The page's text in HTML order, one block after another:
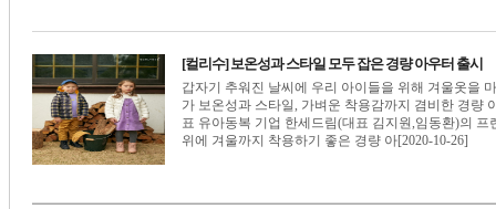
[컬리수] 보온성과 스타일 모두 잡은 경량 아우터 출시
갑자기 추워진 날씨에 우리 아이들을 위해 겨울옷을
가 보온성과 스타일, 가벼운 착용감까지 겸비한 경량
표 유아동복 기업 한세드림(대표 김지원,임동환)의
위에 겨울까지 착용하기 좋은 경량 아[2020-10-26]